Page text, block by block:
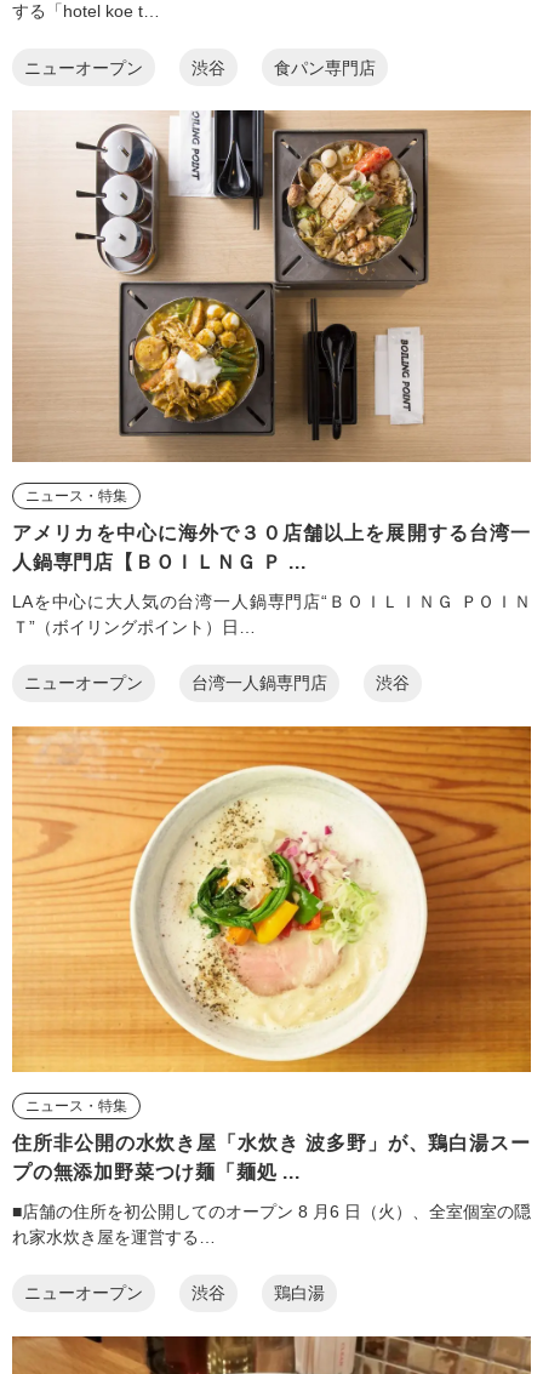
する「hotel koe t…
ニューオープン 渋谷 食パン専門店
ニュース・特集
アメリカを中心に海外で３０店舗以上を展開する台湾一
人鍋専門店【ＢＯＩＬＮＧ Ｐ ...
LAを中心に大人気の台湾一人鍋専門店“ＢＯＩＬＩＮＧ ＰＯＩＮ
Ｔ”（ボイリングポイント）日…
ニューオープン 台湾一人鍋専門店 渋谷
ニュース・特集
住所非公開の水炊き屋「水炊き 波多野」が、鶏白湯スー
プの無添加野菜つけ麺「麺処 ...
■店舗の住所を初公開してのオープン 8 月6 日（火）、全室個室の隠
れ家水炊き屋を運営する…
ニューオープン 渋谷 鶏白湯